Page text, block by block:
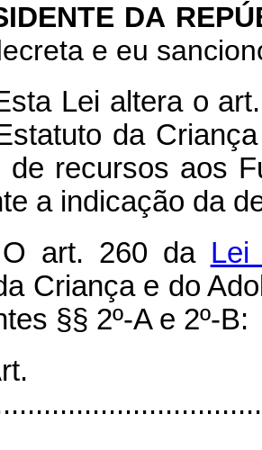
DA
e eu
Lei altera o
da
de recursos aos
a indicação da
art. 260 da Lei
Criança e do
§§ 2º-A e 2º-B: